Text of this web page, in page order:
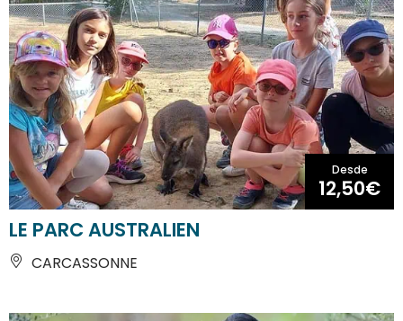
Desde
12,50€
LE PARC AUSTRALIEN
CARCASSONNE